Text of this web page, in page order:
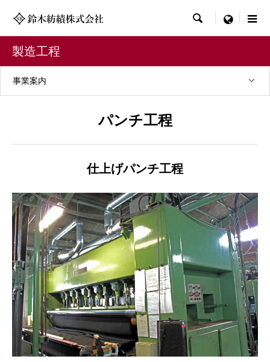
 menu
製造工程
事業案内
パンチ工程
仕上げパンチ工程